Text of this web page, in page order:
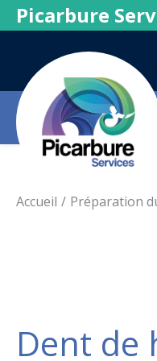
Picarbure
Accueil Préparation
Dent de